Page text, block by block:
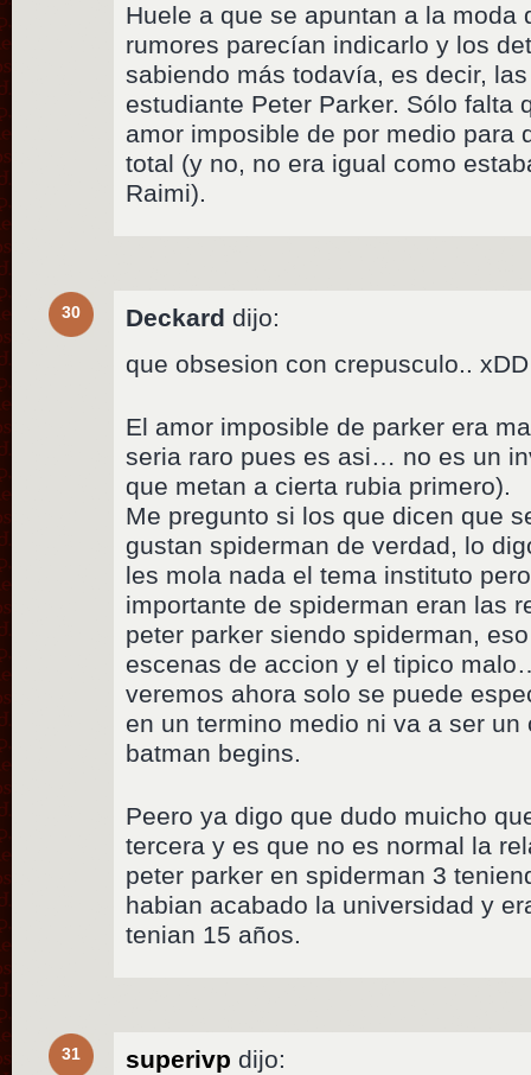
Huele a que se apuntan a la moda
rumores parecían indicarlo y los
sabiendo más todavía, es decir,
estudiante Peter Parker. Sólo falta
amor imposible de por medio para
total (y no, no era igual como
Raimi).
30 Deckard dijo:
que obsesion con crepusculo.. xDD
El amor imposible de parker era
seria raro pues es asi… no es un
que metan a cierta rubia primero).
Me pregunto si los que dicen que
gustan spiderman de verdad, lo
les mola nada el tema instituto
importante de spiderman eran las
peter parker siendo spiderman,
escenas de accion y el tipico
veremos ahora solo se puede
en un termino medio ni va a ser
batman begins.
Peero ya digo que dudo muicho
tercera y es que no es normal la
peter parker en spiderman 3
habian acabado la universidad y
tenian 15 años.
31 superivp dijo: